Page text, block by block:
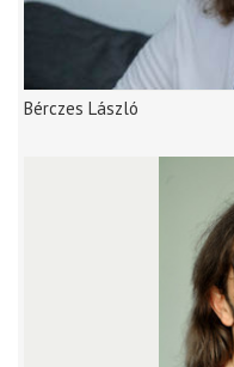
Bérczes László